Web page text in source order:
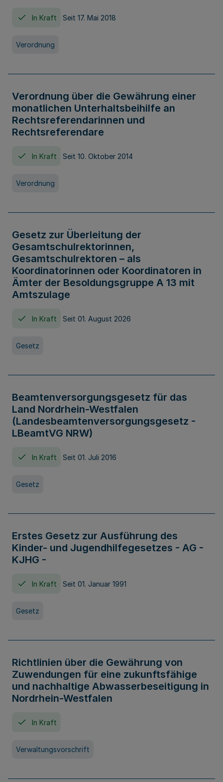
In Kraft Seit 17. Mai 2018
Verordnung
Verordnung über die Gewährung einer
monatlichen Unterhaltsbeihilfe an
Rechtsreferendarinnen und
Rechtsreferendare
In Kraft Seit 10. Oktober 2014
Verordnung
Gesetz zur Überleitung der
Gesamtschulrektorinnen,
Gesamtschulrektoren – als
Koordinatorinnen oder Koordinatoren in
Ämter der Besoldungsgruppe A 13 mit
Amtszulage
In Kraft Seit 01. August 2026
Gesetz
Beamtenversorgungsgesetz für das
Land Nordrhein-Westfalen
(Landesbeamtenversorgungsgesetz -
LBeamtVG NRW)
In Kraft Seit 01. Juli 2016
Gesetz
Erstes Gesetz zur Ausführung des
Kinder- und Jugendhilfegesetzes - AG -
KJHG -
In Kraft Seit 01. Januar 1991
Gesetz
Richtlinien über die Gewährung von
Zuwendungen für eine zukunftsfähige
und nachhaltige Abwasserbeseitigung in
Nordrhein-Westfalen
In Kraft
Verwaltungsvorschrift